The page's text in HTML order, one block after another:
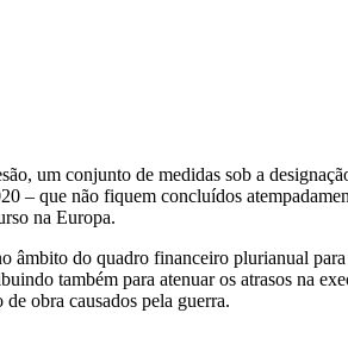
um conjunto de medidas sob a
– que não fiquem concluídos
na Europa.
âmbito do quadro financeiro plurianual
também para atenuar os atrasos na
de obra causados pela guerra.